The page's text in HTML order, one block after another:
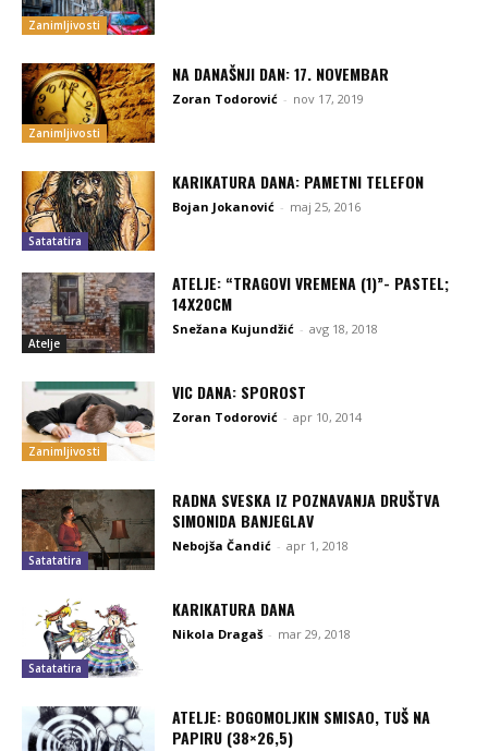
Zanimljivosti
Zanimljivosti
NA DANAŠNJI DAN: 17. NOVEMBAR
Zoran Todorović - nov 17, 2019
Satatatira
KARIKATURA DANA: PAMETNI TELEFON
Bojan Jokanović - maj 25, 2016
Atelje
ATELJE: “TRAGOVI VREMENA (1)”- PASTEL;
14X20CM
Snežana Kujundžić - avg 18, 2018
Zanimljivosti
VIC DANA: SPOROST
Zoran Todorović - apr 10, 2014
Satatatira
RADNA SVESKA IZ POZNAVANJA DRUŠTVA
SIMONIDA BANJEGLAV
Nebojša Čandić - apr 1, 2018
Satatatira
KARIKATURA DANA
Nikola Dragaš - mar 29, 2018
ATELJE: BOGOMOLJKIN SMISAO, TUŠ NA
PAPIRU (38×26,5)